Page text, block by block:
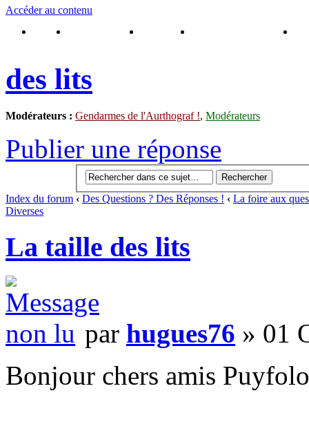
Accéder au contenu
Accueil
Inscrivez-vous ! Connexion Brochure Puy du Fou
des lits
Modérateurs : Gendarmes de l'Aurthograf !, Modérateurs
Publier une réponse
Index du forum ‹ Des Questions ? Des Réponses ! ‹ La foire aux
Diverses
La taille des lits
par hugues76 » 01
Bonjour chers amis